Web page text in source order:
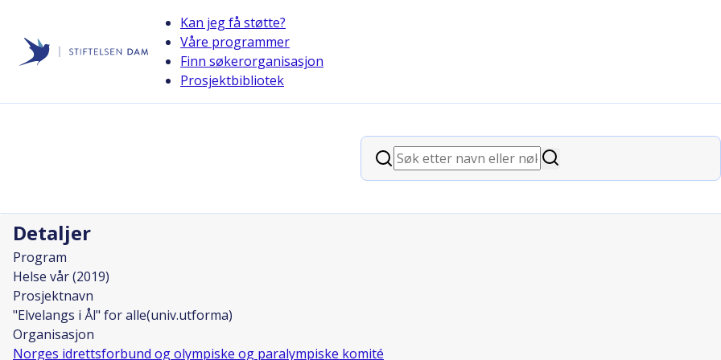
Kan jeg få støtte?
Våre programmer
Finn søkerorganisasjon
Prosjektbibliotek
Søk
Søk
Detaljer
Program
Helse vår (2019)
Prosjektnavn
"Elvelangs i Ål" for alle(univ.utforma)
Organisasjon
Norges idrettsforbund og olympiske og paralympiske komité